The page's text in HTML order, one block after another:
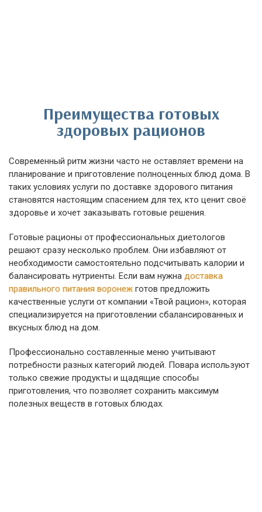
Преимущества готовых
здоровых рационов
Современный ритм жизни часто не оставляет времени на
планирование и приготовление полноценных блюд дома. В
таких условиях услуги по доставке здорового питания
становятся настоящим спасением для тех, кто ценит своё
здоровье и хочет заказывать готовые решения.
Готовые рационы от профессиональных диетологов
решают сразу несколько проблем. Они избавляют от
необходимости самостоятельно подсчитывать калории и
балансировать нутриенты. Если вам нужна доставка
правильного питания воронеж готов предложить
качественные услуги от компании «Твой рацион», которая
специализируется на приготовлении сбалансированных и
вкусных блюд на дом.
Профессионально составленные меню учитывают
потребности разных категорий людей. Повара используют
только свежие продукты и щадящие способы
приготовления, что позволяет сохранить максимум
полезных веществ в готовых блюдах.